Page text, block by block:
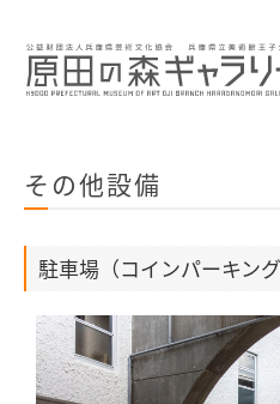
その他設備
駐車場（コインパーキング